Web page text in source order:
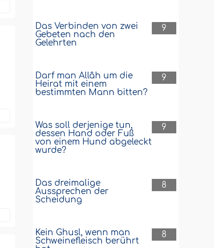
9
Das Verbinden von zwei
Gebeten nach den
Gelehrten
9
Darf man Allâh um die
Heirat mit einem
bestimmten Mann bitten?
9
Was soll derjenige tun,
dessen Hand oder Fuß
von einem Hund abgeleckt
wurde?
8
Das dreimalige
Aussprechen der
Scheidung
8
Kein Ghusl, wenn man
Schweinefleisch berührt